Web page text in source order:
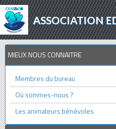
MIEUX NOUS CONNAITRE
Membres du bureau
Où sommes-nous ?
Les animateurs bénévoles